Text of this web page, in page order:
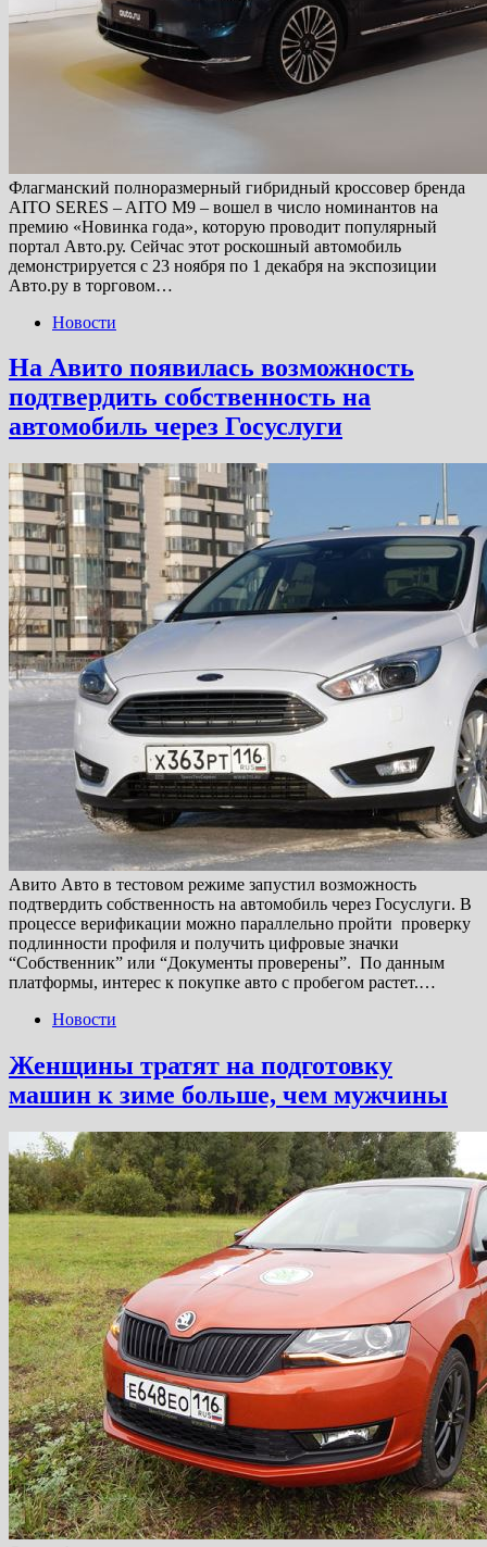
Флагманский полноразмерный гибридный кроссовер бренда
AITO SERES – AITO M9 – вошел в число номинантов на
премию «Новинка года», которую проводит популярный
портал Авто.ру. Сейчас этот роскошный автомобиль
демонстрируется с 23 ноября по 1 декабря на экспозиции
Авто.ру в торговом…
Новости
На Авито появилась возможность
подтвердить собственность на
автомобиль через Госуслуги
Авито Авто в тестовом режиме запустил возможность
подтвердить собственность на автомобиль через Госуслуги. В
процессе верификации можно параллельно пройти проверку
подлинности профиля и получить цифровые значки
“Собственник” или “Документы проверены”. По данным
платформы, интерес к покупке авто с пробегом растет.…
Новости
Женщины тратят на подготовку
машин к зиме больше, чем мужчины